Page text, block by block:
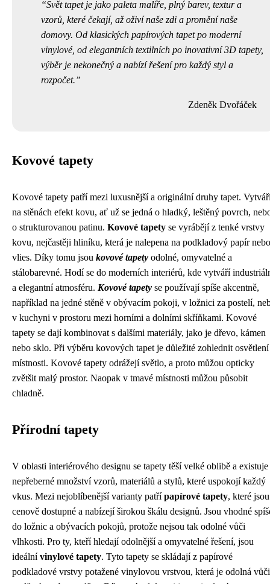
Svět tapet je jako paleta malíře, plný barev, textur a
vzorů, které čekají, až oživí naše zdi a promění naše
domovy. Od klasických papírových tapet po moderní
vinylové, od elegantních textilních po inovativní 3D tapety,
výběr je nekonečný a nabízí řešení pro každý styl a
rozpočet.
Zdeněk Dvořáček
Kovové tapety
Kovové tapety patří mezi luxusnější a originální druhy tapet.
na stěnách efekt kovu, ať už se jedná o hladký, leštěný povrch,
o strukturovanou patinu. Kovové tapety se vyrábějí z tenké vrstvy
kovu, nejčastěji hliníku, která je nalepena na podkladový papír nebo
vlies. Díky tomu jsou kovové tapety odolné, omyvatelné a
stálobarevné. Hodí se do moderních interiérů, kde vytváří
a elegantní atmosféru. Kovové tapety se používají spíše akcentně,
například na jedné stěně v obývacím pokoji, v ložnici za postelí,
v kuchyni v prostoru mezi horními a dolními skříňkami. Kovové
tapety se dají kombinovat s dalšími materiály, jako je dřevo, kámen
nebo sklo. Při výběru kovových tapet je důležité zohlednit
místnosti. Kovové tapety odrážejí světlo, a proto můžou opticky
zvětšit malý prostor. Naopak v tmavé místnosti můžou působit
chladně.
Přírodní tapety
V oblasti interiérového designu se tapety těší velké oblibě a existuje
nepřeberné množství vzorů, materiálů a stylů, které uspokojí každý
vkus. Mezi nejoblíbenější varianty patřípapírové tapety, které jsou
cenově dostupné a nabízejí širokou škálu designů. Jsou vhodné
do ložnic a obývacích pokojů, protože nejsou tak odolné vůči
vlhkosti. Pro ty, kteří hledají odolnější a omyvatelné řešení, jsou
ideálnívinylové tapety. Tyto tapety se skládají z papírové
podkladové vrstvy potažené vinylovou vrstvou, která je odolná vůči